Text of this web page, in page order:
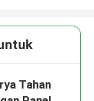
Tahan